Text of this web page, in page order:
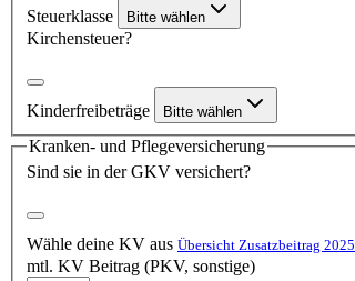
Steuerklasse Bitte wählen
Kirchensteuer?
Kinderfreibeträge Bitte wählen
Kranken- und Pflegeversicherung
Sind sie in der GKV versichert?
Wähle deine KV aus Übersicht Zusatzbeitrag 2025
mtl. KV Beitrag (PKV, sonstige)